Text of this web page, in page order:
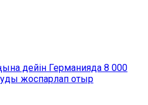
дейін Германияда 8 000
жоспарлап отыр